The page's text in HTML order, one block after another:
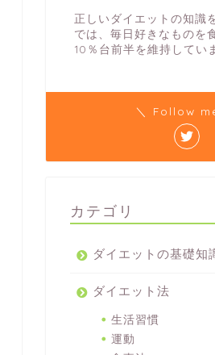
正しいダイエットの知識
では、毎日好きなものを
10％台前半を維持してい
＼ Follow
カテゴリ
ダイエットの基礎知
ダイエット法
生活習慣
運動